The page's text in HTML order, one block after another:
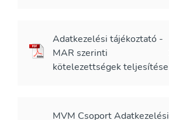
Adatkezelési tájékoztató -
MAR szerinti
kötelezettségek teljesítése
MVM Csoport Adatkezelési